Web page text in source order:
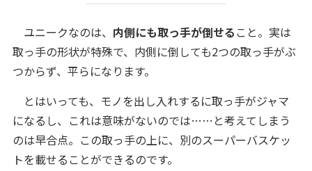
ユニークなのは、 内側にも取っ手が倒せる こと。実は
取っ手の形状が特殊で、内側に倒しても2つの取っ手がぶ
つからず、平らになります。
とはいっても、モノを出し入れするに取っ手がジャマ
になるし、これは意味がないのでは……と考えてしまう
のは早合点。この取っ手の上に、別のスーパーバスケッ
トを載せることができるのです。